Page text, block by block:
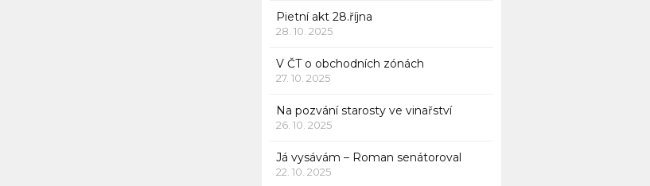
Pietní akt 28.října
28. 10. 2025
V ČT o obchodních zónách
27. 10. 2025
Na pozvání starosty ve vinařství
26. 10. 2025
Já vysávám – Roman senátoroval
22. 10. 2025